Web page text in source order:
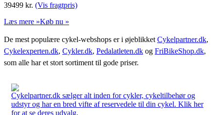
39499 kr. (Vis fragtpris)
Læs mere »Køb nu »
De mest populære cykel-webshops er i øjeblikket Cykelpartner.dk,
Cykelexperten.dk, Cykler.dk, Pedalatleten.dk og FriBikeShop.dk,
som alle har et stort sortiment til gode priser.
Cykelpartner.dk sælger alt inden for cykler, cykeltilbehør og
udstyr og har en bred vifte af reservedele til din cykel. Klik her
for at se deres udvalg.